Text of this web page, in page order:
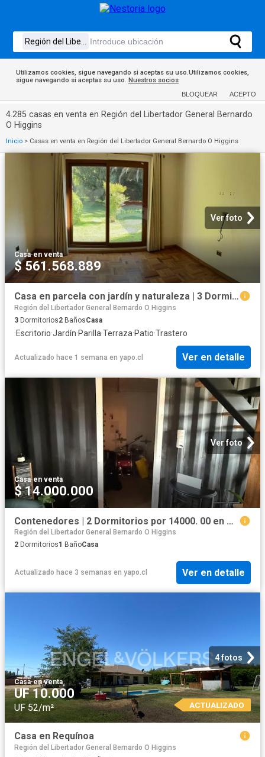
Utilizamos cookies, sigue navegando si aceptas su uso.Utilizamos cookies,
sigue navegando si aceptas su uso. Nuestros socios
BLOQUEAR ACEPTO
4.285 casas en venta en Región del Libertador General Bernardo
O Higgins
Inicio > Casas en venta en Región del Libertador General Bernardo O Higgins
Ver foto
Casa·en venta
$ 561.568.889
Casa en parcela con jardín y naturaleza | 3 Dormitorios por 14500.00 en Requínoa
Región del Libertador General Bernardo O Higgins
3 Dormitorios2 BañosCasa
·Escritorio·Jardín·Parilla·Terraza·Patio·Trastero
Actualizado hace 1 semana en yapo.cl Ver en detalle
Ver foto
Casa·en venta
$ 14.000.000
Contenedores | 2 Dormitorios por 14000. 00 en Chimbarongo
Región del Libertador General Bernardo O Higgins
2 Dormitorios1 BañoCasa
Actualizado hace 3 semanas en yapo.cl Ver en detalle
4 fotos
Casa·en venta
UF 10.000
UF 52/m² ACTUALIZADO
Casa en Requínoa
Región del Libertador General Bernardo O Higgins